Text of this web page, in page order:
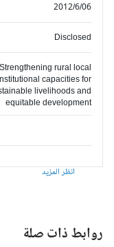
2012/6/06
Disclosed
Strengthening rural local
institutional capacities for
sustainable livelihoods and
equitable development
انظر المزيد
روابط ذات صلة